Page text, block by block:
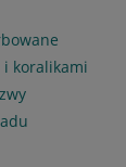
i koralikami